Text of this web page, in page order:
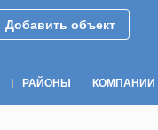
Добавить объект
РАЙОНЫ КОМПАНИИ